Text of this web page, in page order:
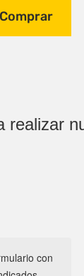
Comprar
realizar
con